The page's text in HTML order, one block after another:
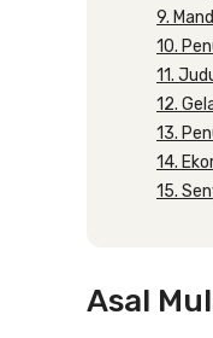
9.
10.
11.
12.
13.
14.
15.
Asal